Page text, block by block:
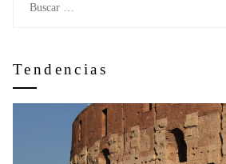
Tendencias